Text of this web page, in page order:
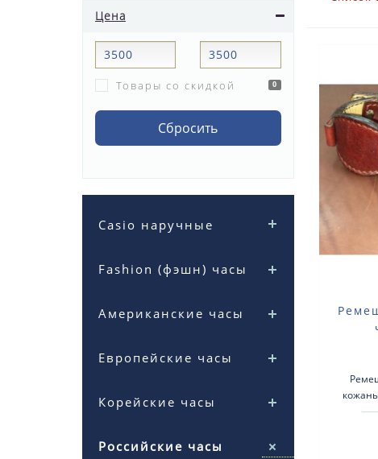
Цена
Товары со скидкой 0
Сбросить
Casio наручные
Fashion (фэшн) часы
Американские часы
Европейские часы
Корейские часы
Российские часы